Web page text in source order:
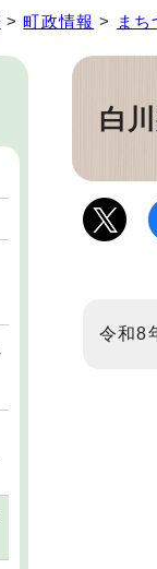
>町政情報 > まち
白
令和8